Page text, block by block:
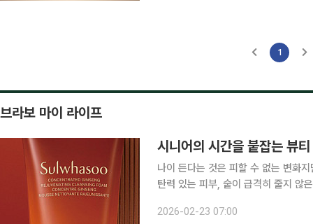
1
브라보 마이 라이프
시니어의 시간을 붙잡는 뷰
나이 든다는 것은 피할 수 없는 변화
탄력 있는 피부, 숱이 급격히 줄지 않
다. 집에서 매일 조금씩 관리하는 것
2026-02-23 07:00